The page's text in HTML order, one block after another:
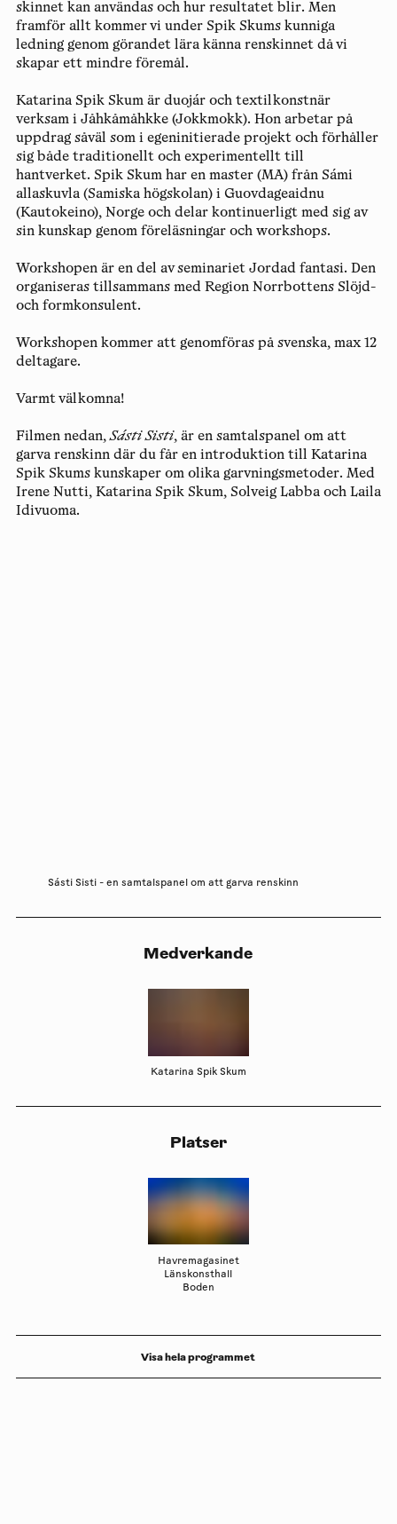
skinnet kan användas och hur resultatet blir. Men
framför allt kommer vi under Spik Skums kunniga
ledning genom görandet lära känna renskinnet då vi
skapar ett mindre föremål.
Katarina Spik Skum är duojár och textilkonstnär
verksam i Jåhkåmåhkke (Jokkmokk). Hon arbetar på
uppdrag såväl som i egeninitierade projekt och förhåller
sig både traditionellt och experimentellt till
hantverket. Spik Skum har en master (MA) från Sámi
allaskuvla (Samiska högskolan) i Guovdageaidnu
(Kautokeino), Norge och delar kontinuerligt med sig av
sin kunskap genom föreläsningar och workshops.
Workshopen är en del av seminariet Jordad fantasi. Den
organiseras tillsammans med Region Norrbottens Slöjd-
och formkonsulent.
Workshopen kommer att genomföras på svenska, max 12
deltagare.
Varmt välkomna!
Filmen nedan,Sásti Sisti, är en samtalspanel om att
garva renskinn där du får en introduktion till Katarina
Spik Skums kunskaper om olika garvningsmetoder. Med
Irene Nutti, Katarina Spik Skum, Solveig Labba och Laila
Idivuoma.
Sásti Sisti - en samtalspanel om att garva renskinn
Medverkande
Katarina Spik Skum
Platser
Havremagasinet
Länskonsthall
Boden
Visa hela programmet